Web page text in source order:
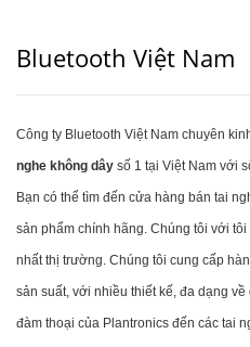
Bluetooth Việt Nam
Công ty Bluetooth Việt Nam chuyên
nghe không dây số 1 tại Việt Nam với
Bạn có thể tìm đến cửa hàng bán tai
sản phẩm chính hãng. Chúng tôi với
nhất thị trường. Chúng tôi cung cấp
sản suất, với nhiều thiết kế, đa dạng
đàm thoại của Plantronics đến các tai